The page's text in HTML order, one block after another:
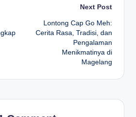
Next Post
Lontong Cap Go Meh:
Cerita Rasa, Tradisi, dan
Pengalaman
Menikmatinya di
Magelang